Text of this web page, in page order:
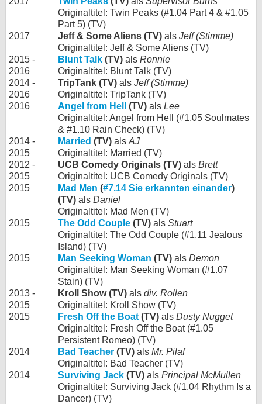
Originaltitel: Twin Peaks (#1.04 Part 4 & #1.05
Part 5) (TV)
2017
Jeff & Some Aliens (TV) als Jeff (Stimme)
Originaltitel: Jeff & Some Aliens (TV)
2015 -
2016
Blunt Talk (TV) als Ronnie
Originaltitel: Blunt Talk (TV)
2014 -
2016
TripTank (TV) als Jeff (Stimme)
Originaltitel: TripTank (TV)
2016
Angel from Hell (TV) als Lee
Originaltitel: Angel from Hell (#1.05 Soulmates
& #1.10 Rain Check) (TV)
2014 -
2015
Married (TV) als AJ
Originaltitel: Married (TV)
2012 -
2015
UCB Comedy Originals (TV) als Brett
Originaltitel: UCB Comedy Originals (TV)
2015
Mad Men (#7.14 Sie erkannten einander)
(TV) als Daniel
Originaltitel: Mad Men (TV)
2015
The Odd Couple (TV) als Stuart
Originaltitel: The Odd Couple (#1.11 Jealous
Island) (TV)
2015
Man Seeking Woman (TV) als Demon
Originaltitel: Man Seeking Woman (#1.07
Stain) (TV)
2013 -
2015
Kroll Show (TV) als div. Rollen
Originaltitel: Kroll Show (TV)
2015
Fresh Off the Boat (TV) als Dusty Nugget
Originaltitel: Fresh Off the Boat (#1.05
Persistent Romeo) (TV)
2014
Bad Teacher (TV) als Mr. Pilaf
Originaltitel: Bad Teacher (TV)
2014
Surviving Jack (TV) als Principal McMullen
Originaltitel: Surviving Jack (#1.04 Rhythm Is a
Dancer) (TV)